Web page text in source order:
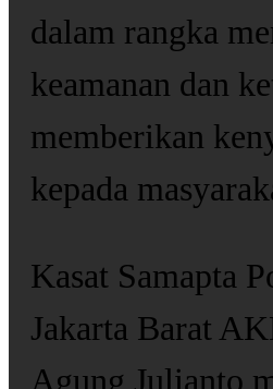
dalam rangka
keamanan dan
memberikan
kepada
Kasat Samapta
Jakarta Barat
Agung Julianto